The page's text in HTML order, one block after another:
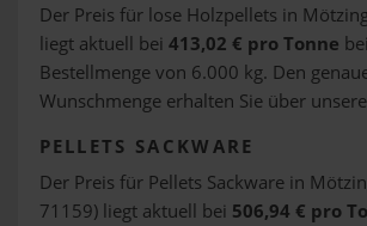
Der Preis für lose Holzpellets in
liegt aktuell bei 413,02 € pro Tonne
Bestellmenge von 6.000 kg. Den
Wunschmenge erhalten Sie über
PELLETS SACKWARE
Der Preis für Pellets Sackware in
71159) liegt aktuell bei 506,94 € pro